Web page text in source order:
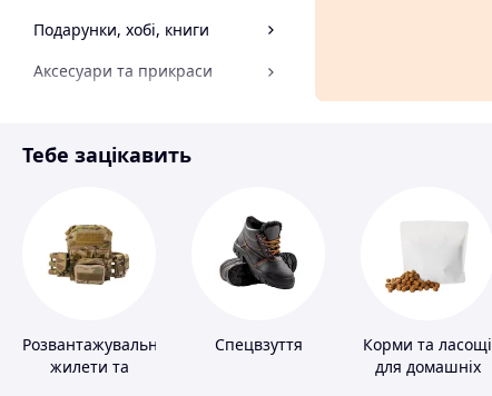
Подарунки, хобі, книги
Аксесуари та прикраси
Спорт і відпочинок
Тебе зацікавить
Розвантажувальні
жилети та
Спецвзуття
Корми та ласощі
для домашніх